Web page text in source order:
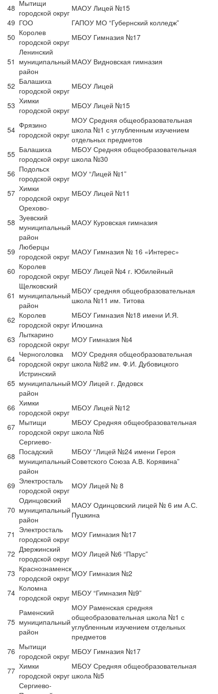
48 Мытищи
городской округ МАОУ Лицей №15
49 ГОО
ГАПОУ МО “Губернский колледж”
50 Королев
городской округ МБОУ Гимназия №17
51
Ленинский
муниципальный
район
МАОУ Видновская гимназия
52 Балашиха
городской округ МБОУ Лицей
53 Химки
городской округ МБОУ Лицей №15
54 Фрязино
городской округ
МОУ Средняя общеобразовательная
школа №1 с углубленным изучением
отдельных предметов
55 Балашиха
городской округ
МБОУ Средняя общеобразовательная
школа №30
56 Подольск
городской округ МОУ “Лицей №1”
57 Химки
городской округ МБОУ Лицей №11
58
Орехово-
Зуевский
муниципальный
район
МАОУ Куровская гимназия
59 Люберцы
городской округ МАОУ Гимназия № 16 «Интерес»
60 Королев
городской округ МБОУ Лицей №4 г. Юбилейный
61
Щелковский
муниципальный
район
МБОУ средняя общеобразовательная
школа №11 им. Титова
62 Королев
городской округ
МБОУ Гимназия №18 имени И.Я.
Илюшина
63 Лыткарино
городской округ МОУ Гимназия №4
64 Черноголовка
городской округ
МОУ Средняя общеобразовательная
школа №82 им. Ф.И. Дубовицкого
65
Истринский
муниципальный
район
МОУ Лицей г. Дедовск
66 Химки
городской округ МБОУ Лицей №12
67 Мытищи
городской округ
МБОУ Средняя общеобразовательная
школа №6
68
Сергиево-
Посадский
муниципальный
район
МБОУ “Лицей №24 имени Героя
Советского Союза А.В. Корявина”
69 Электросталь
городской округ МОУ Лицей № 8
70
Одинцовский
муниципальный
район
МАОУ Одинцовский лицей № 6 им А.С.
Пушкина
71 Электросталь
городской округ МОУ Гимназия №17
72 Дзержинский
городской округ МОУ Лицей №6 “Парус”
73 Краснознаменск
городской округ МОУ Гимназия №2
74 Коломна
городской округ МБОУ “Гимназия №9”
75
Раменский
муниципальный
район
МОУ Раменская средняя
общеобразовательная школа №1 с
углубленным изучением отдельных
предметов
76 Мытищи
городской округ МБОУ Гимназия №17
77 Химки
городской округ
МБОУ Средняя общеобразовательная
школа №5
Сергиево-